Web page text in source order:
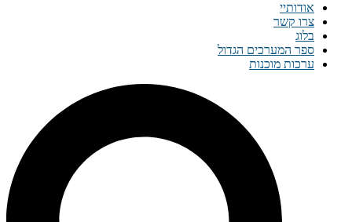
אודותיי
צרו קשר
בלוג
ספר המערכים הגדול
ערכות מוכנות